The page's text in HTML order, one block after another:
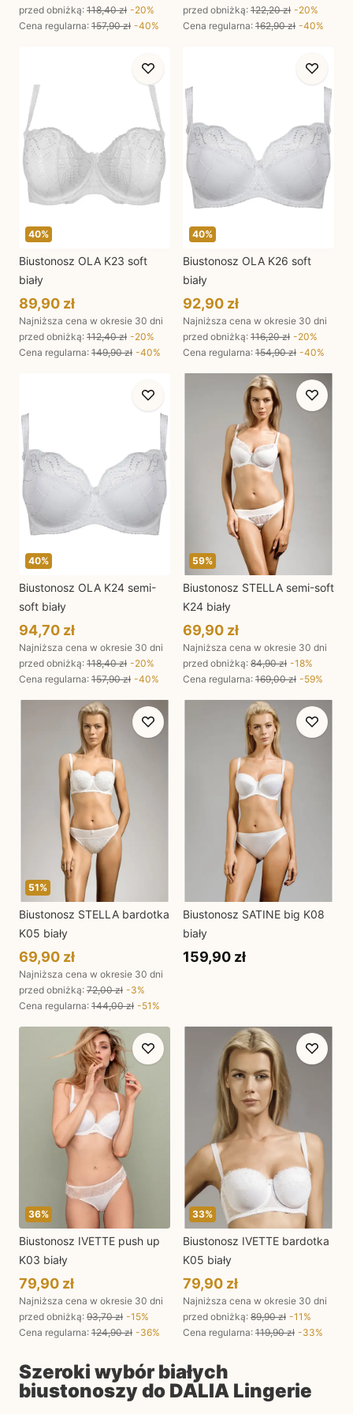
przed obniżką: 118,40 zł -20%
Cena regularna: 157,90 zł -40%
przed obniżką: 122,20 zł -20%
Cena regularna: 162,90 zł -40%
40%
Biustonosz OLA K23 soft
biały
89,90 zł
Najniższa cena w okresie 30 dni
przed obniżką: 112,40 zł -20%
Cena regularna: 149,90 zł -40%
40%
Biustonosz OLA K26 soft
biały
92,90 zł
Najniższa cena w okresie 30 dni
przed obniżką: 116,20 zł -20%
Cena regularna: 154,90 zł -40%
40%
Biustonosz OLA K24 semi-
soft biały
94,70 zł
Najniższa cena w okresie 30 dni
przed obniżką: 118,40 zł -20%
Cena regularna: 157,90 zł -40%
59%
Biustonosz STELLA semi-soft
K24 biały
69,90 zł
Najniższa cena w okresie 30 dni
przed obniżką: 84,90 zł -18%
Cena regularna: 169,00 zł -59%
51%
Biustonosz STELLA bardotka
K05 biały
69,90 zł
Najniższa cena w okresie 30 dni
przed obniżką: 72,00 zł -3%
Cena regularna: 144,00 zł -51 %
Biustonosz SATINE big K08
biały
159,90 zł
36%
Biustonosz IVETTE push up
K03 biały
79,90 zł
Najniższa cena w okresie 30 dni
przed obniżką: 93,70 zł -15%
Cena regularna: 124,90 zł -36%
33%
Biustonosz IVETTE bardotka
K05 biały
79,90 zł
Najniższa cena w okresie 30 dni
przed obniżką: 89,90 zł -11 %
Cena regularna: 119,90 zł -33%
Szeroki wybór białych
biustonoszy do DALIA Lingerie